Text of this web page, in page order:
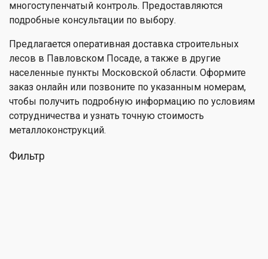
многоступенчатый контроль. Предоставляются
подробные консультации по выбору.
Предлагается оперативная доставка строительных
лесов в Павловском Посаде, а также в другие
населенные пункты Московской области. Оформите
заказ онлайн или позвоните по указанным номерам,
чтобы получить подробную информацию по условиям
сотрудничества и узнать точную стоимость
металлоконструкций.
Фильтр